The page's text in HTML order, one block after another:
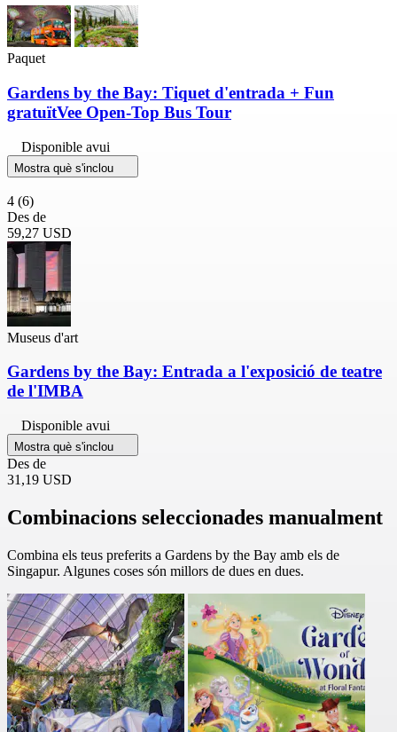
Paquet
Gardens by the Bay: Tiquet d'entrada + Fun
gratuïtVee Open-Top Bus Tour
Disponible avui
Mostra què s'inclou
4 (6)
Des de
59,27 USD
Museus d'art
Gardens by the Bay: Entrada a l'exposició de teatre
de l'IMBA
Disponible avui
Mostra què s'inclou
Des de
31,19 USD
Combinacions seleccionades manualment
Combina els teus preferits a Gardens by the Bay amb els de
Singapur. Algunes coses són millors de dues en dues.